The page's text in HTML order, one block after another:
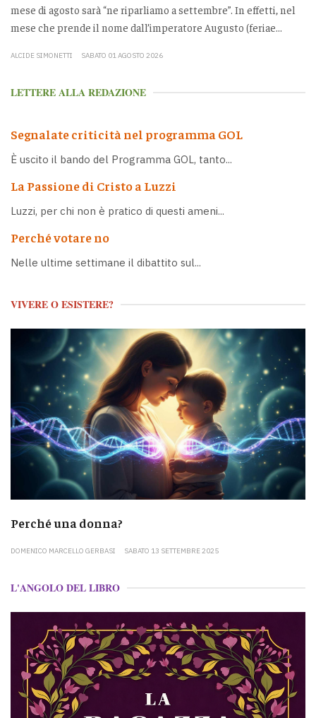
mese di agosto sarà “ne riparliamo a settembre”. In effetti, nel
mese che prende il nome dall’imperatore Augusto (feriae...
ALCIDE SIMONETTI SABATO 01 AGOSTO 2026
LETTERE ALLA REDAZIONE
Segnalate criticità nel programma GOL
È uscito il bando del Programma GOL, tanto...
La Passione di Cristo a Luzzi
Luzzi, per chi non è pratico di questi ameni...
Perché votare no
Nelle ultime settimane il dibattito sul...
VIVERE O ESISTERE?
Perché una donna?
DOMENICO MARCELLO GERBASI SABATO 13 SETTEMBRE 2025
L'ANGOLO DEL LIBRO